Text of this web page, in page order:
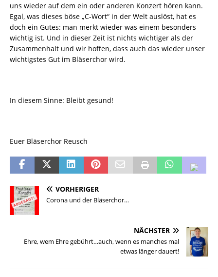
uns wieder auf dem ein oder anderen Konzert hören kann.
Egal, was dieses böse „C-Wort“ in der Welt auslöst, hat es
doch ein Gutes: man merkt wieder was einem besonders
wichtig ist. Und in dieser Zeit ist nichts wichtiger als der
Zusammenhalt und wir hoffen, dass auch das wieder unser
wichtigstes Gut im Bläserchor wird.
In diesem Sinne: Bleibt gesund!
Euer Bläserchor Reusch
VORHERIGER
Corona und der Bläserchor…
NÄCHSTER
Ehre, wem Ehre gebührt…auch, wenn es manches mal
etwas länger dauert!